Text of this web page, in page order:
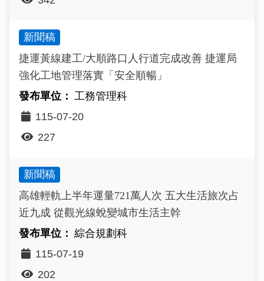
新聞稿
捷運黃線建工/大順路口人行道完成改善 捷運局
強化工地管理落實「安全順暢」
工務管理科
115-07-20
227
新聞稿
高雄輕軌上半年運量721萬人次 五大生活旅次占
近九成 從觀光線蛻變城市生活主幹
綜合規劃科
115-07-19
202